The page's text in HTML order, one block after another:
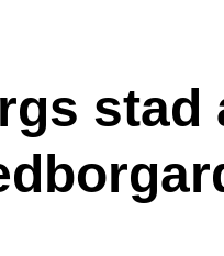
stad